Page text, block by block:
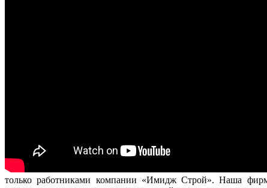
только работниками компании «Имидж Строй». Наша